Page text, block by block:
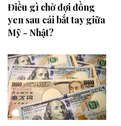
Điều gì chờ đợi đồng
yen sau cái bắt tay giữa
Mỹ - Nhật?